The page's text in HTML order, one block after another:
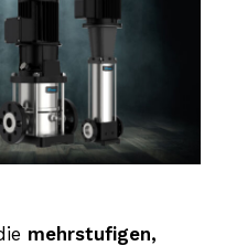
mehrstufigen,